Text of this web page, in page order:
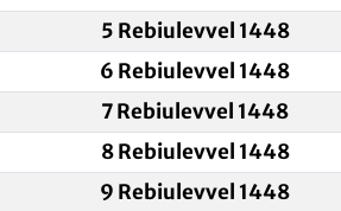
5 Rebiulevvel 1448
6 Rebiulevvel 1448
7 Rebiulevvel 1448
8 Rebiulevvel 1448
9 Rebiulevvel 1448